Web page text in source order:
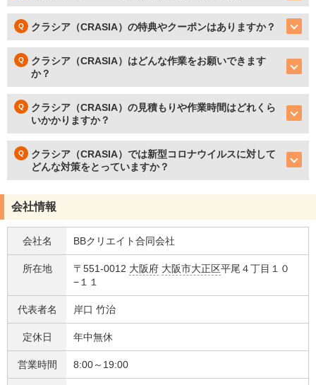
クラシア（CRASIA）の特典やクーポンはありますか？
クラシア（CRASIA）はどんな作業をお願いできます
か？
クラシア（CRASIA）の見積もりや作業時間はどれくら
いかかりますか？
クラシア（CRASIA）では新型コロナウイルスに対して
どんな対策をとっていますか？
会社情報
会社名 BBクリエイト合同会社
所在地 〒551-0012 大阪府 大阪市大正区平尾４丁目１０
−１１
代表者名 岸口 竹治
定休日 年中無休
営業時間 8:00～19:00